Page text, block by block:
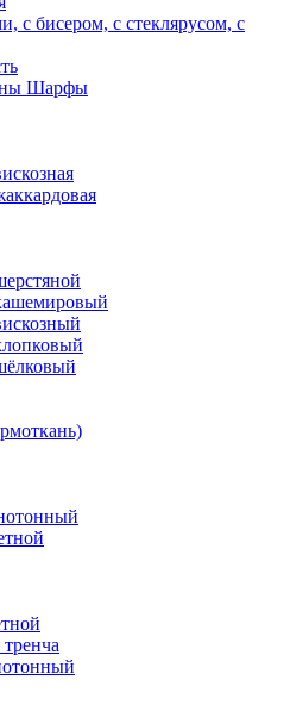
с бисером, с стеклярусом, с
Шарфы